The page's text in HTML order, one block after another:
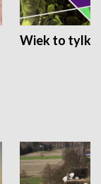
Wiek to tylko